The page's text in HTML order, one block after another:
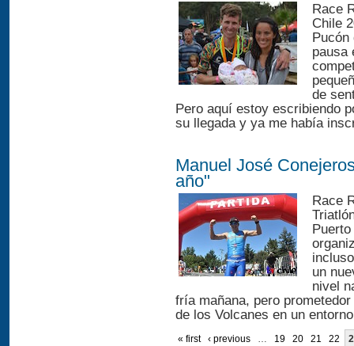
Race
Chile
Pucón
pausa
de
Pero aquí estoy escribiendo
su llegada y ya me había
Manuel José
año"
Race
un
nivel
fría mañana, pero
de los Volcanes en un
« first ‹ previous … 19 20 21 22